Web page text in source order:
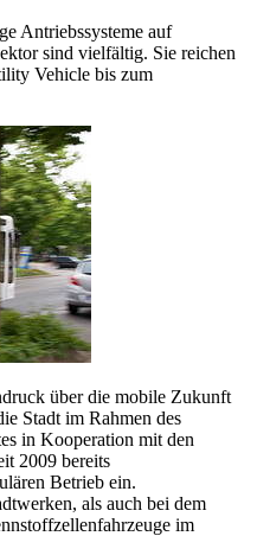
Antriebssysteme auf
sind vielfältig. Sie reichen
Vehicle bis zum
über die mobile Zukunft
Stadt im Rahmen des
in Kooperation mit den
2009 bereits
Betrieb ein.
als auch bei dem
im